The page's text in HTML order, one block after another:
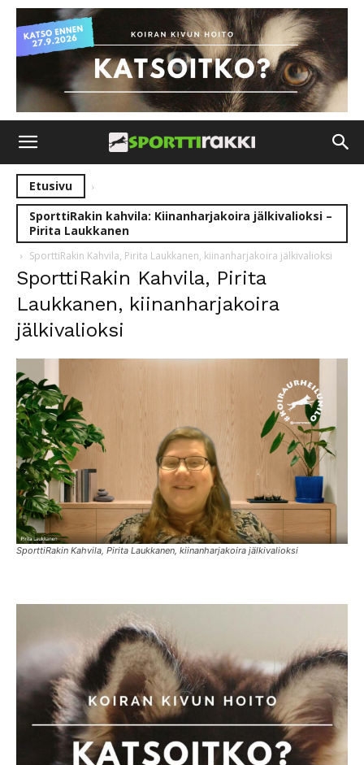
Etusivu
SporttiRakin kahvila: Kiinanharjakoira jälkivalioksi –
Pirita Laukkanen
SporttiRakin Kahvila, Pirita Laukkanen, kiinanharjakoira jälkivalioksi
SporttiRakin Kahvila, Pirita
Laukkanen, kiinanharjakoira
jälkivalioksi
SporttiRakin Kahvila, Pirita Laukkanen, kiinanharjakoira jälkivalioksi